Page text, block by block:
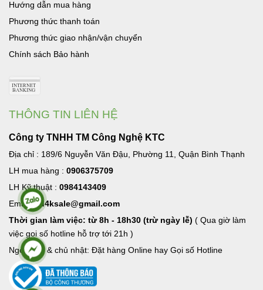
Hướng dẫn mua hàng
Phương thức thanh toán
Phương thức giao nhận/vận chuyển
Chính sách Bảo hành
THÔNG TIN LIÊN HỆ
Công ty TNHH TM Công Nghệ KTC
Địa chỉ : 189/6 Nguyễn Văn Đậu, Phường 11, Quận Bình Thạnh
LH mua hàng : 0906375709
LH Kỹ thuật : 0984143409
Email:hd4ksale@gmail.com
Thời gian làm việc: từ 8h - 18h30 (trừ ngày lễ) ( Qua giờ làm
việc goi số hotline hỗ trợ tới 21h )
Ngoài giờ & chủ nhật: Đặt hàng Online hay Gọi số Hotline